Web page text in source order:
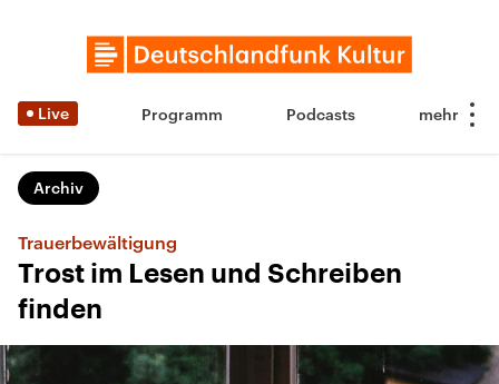
Live Programm Podcasts
Archiv
Trauerbewältigung
Trost im Lesen und Schreiben
finden